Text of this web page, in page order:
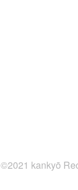
©2021 kankyō